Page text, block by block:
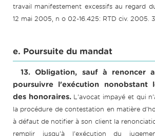
travail manifestement excessifs au regard
12 mai 2005, n o 02-16.425: RTD civ. 2005.
e. Poursuite du mandat
13. Obligation, sauf à renoncer
poursuivre l'exécution nonobstant
des honoraires. L'avocat impayé et qui
la procédure de contestation en matière
à défaut de notifier à son client la
remplir jusqu'à l'exécution du